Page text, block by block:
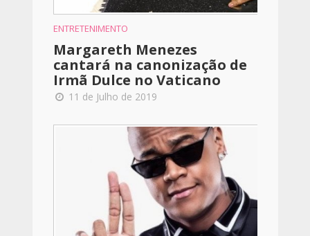
ENTRETENIMENTO
Margareth Menezes
cantará na canonização de
Irmã Dulce no Vaticano
11 de Julho de 2019